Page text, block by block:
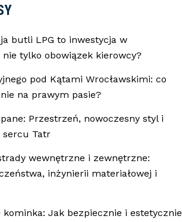
butli LPG to inwestycja w
tylko obowiązek kierowcy?
pod Kątami Wrocławskimi: co
na prawym pasie?
Przestrzeń, nowoczesny styl i
sercu Tatr
wewnętrzne i zewnętrzne:
inżynierii materiałowej i
kominka: Jak bezpiecznie i estetycznie